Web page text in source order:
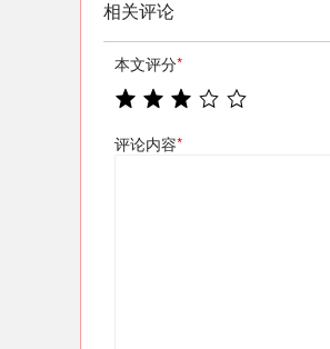
相关评论
本文评分*
评论内容*